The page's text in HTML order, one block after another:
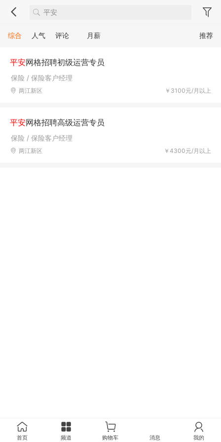
推荐
综合 人气 评论 月薪
平安网格招聘初级运营专员
保险 / 保险客户经理
￥3100元/月以上
两江新区
平安网格招聘高级运营专员
保险 / 保险客户经理
￥4300元/月以上
两江新区
首页 频道 购物车 消息 我的